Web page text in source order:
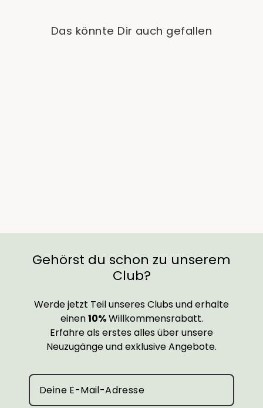
Das könnte Dir auch gefallen
Gehörst du schon zu unserem
Club?
Werde jetzt Teil unseres Clubs und erhalte
einen10%Willkommensrabatt.
Erfahre als erstes alles über unsere
Neuzugänge und exklusive Angebote.